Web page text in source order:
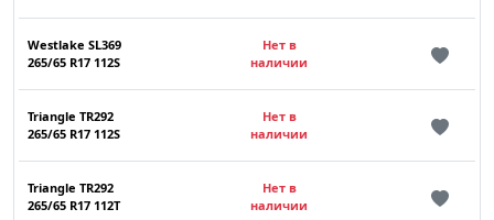
Westlake SL369
265/65 R17 112S
Нет в
наличии
Triangle TR292
265/65 R17 112S
Нет в
наличии
Triangle TR292
265/65 R17 112T
Нет в
наличии